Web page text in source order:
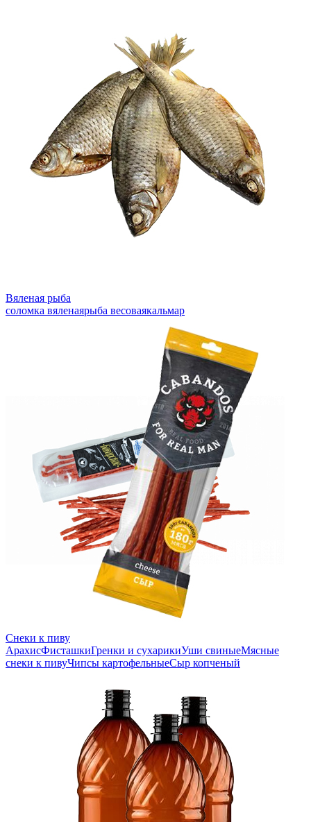
Вяленая рыба
соломка вяленаярыба весоваякальмар
Снеки к пиву
АрахисФисташкиГренки и сухарикиУши свиныеМясные
снеки к пивуЧипсы картофельныеСыр копченый